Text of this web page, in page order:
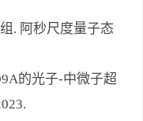
. 阿秒尺度量子态
的光子-中微子超